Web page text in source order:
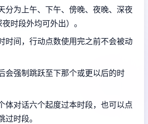
分为上午、下午、傍晚、夜晚、深夜
时段外均可外出）。
时间，行动点数使用完之前不会被动
会强制跳跃至下那个或更以后的时
体对话六个起度过本时段，也可以点
过时段。